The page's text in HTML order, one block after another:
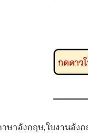
าษาอังกฤษ,ใบงานอัง